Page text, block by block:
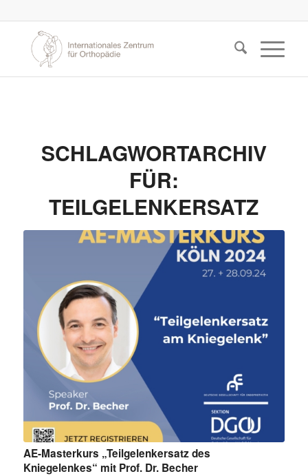
SCHLAGWORTARCHIV
FÜR:
TEILGELENKERSATZ
AE-Masterkurs „Teilgelenkersatz des
Kniegelenkes“ mit Prof. Dr. Becher